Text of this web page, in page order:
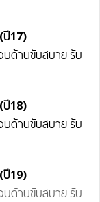
ปี17)
บด้านขับสบาย รับ
ปี18)
บด้านขับสบาย รับ
ปี19)
บด้านขับสบาย รับ